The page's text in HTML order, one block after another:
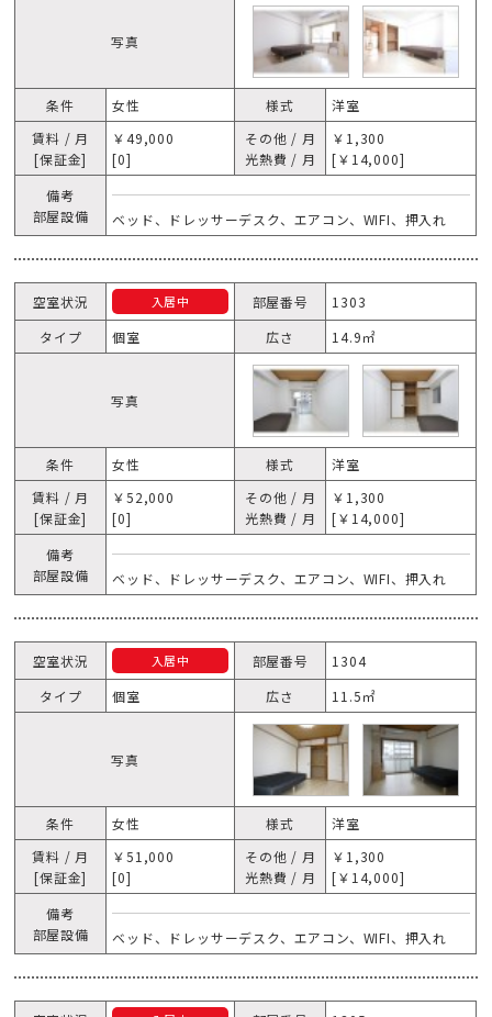
写真
条件 女性 様式
洋室
賃料 / 月
[保証金]
￥49,000
[0]
その他 / 月
光熱費 / 月
￥1,300
[￥14,000]
備考
部屋設備
ベッド、ドレッサーデスク、エアコン、WIFI、押入れ
空室状況 入居中 部屋番号
1303
タイプ
個室 広さ 14.9㎡
写真
条件 女性 様式
洋室
賃料 / 月
[保証金]
￥52,000
[0]
その他 / 月
光熱費 / 月
￥1,300
[￥14,000]
備考
部屋設備
ベッド、ドレッサーデスク、エアコン、WIFI、押入れ
空室状況 入居中 部屋番号
1304
タイプ
個室 広さ 11.5㎡
写真
条件 女性 様式
洋室
賃料 / 月
[保証金]
￥51,000
[0]
その他 / 月
光熱費 / 月
￥1,300
[￥14,000]
備考
部屋設備
ベッド、ドレッサーデスク、エアコン、WIFI、押入れ